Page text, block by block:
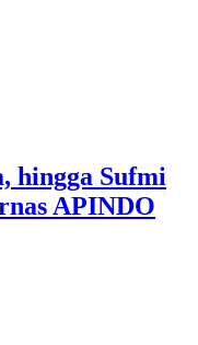
hingga Sufmi
APINDO